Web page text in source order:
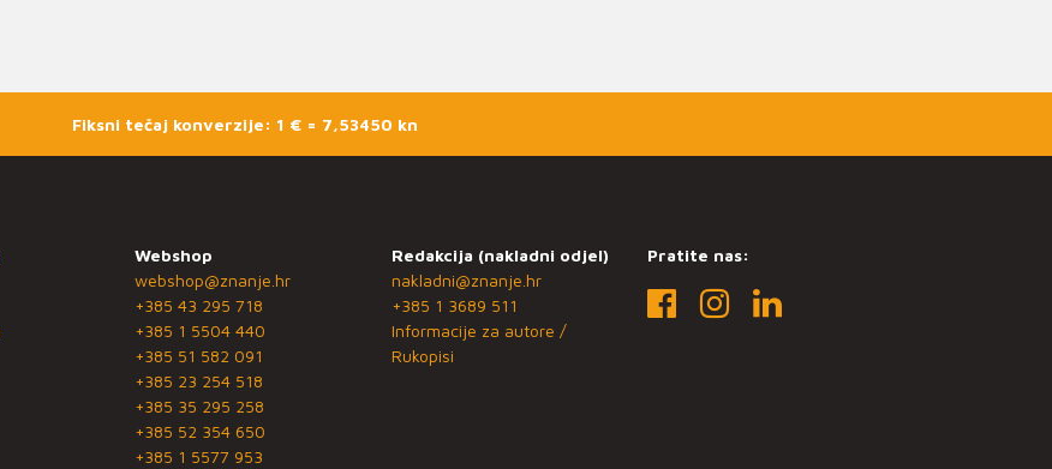
Fiksni tečaj konverzije: 1 € = 7,53450 kn
Webshop
webshop@znanje.hr
+385 43 295 718
+385 1 5504 440
+385 51 582 091
+385 23 254 518
+385 35 295 258
+385 52 354 650
+385 1 5577 953
Redakcija (nakladni odjel)
nakladni@znanje.hr
+385 1 3689 511
Informacije za autore /
Rukopisi
Pratite nas: